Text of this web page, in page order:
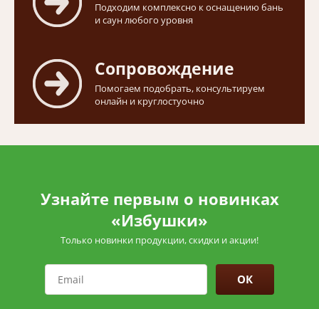
Подходим комплексно к оснащению бань
и саун любого уровня
Сопровождение
Помогаем подобрать, консультируем
онлайн и круглостуочно
Узнайте первым о новинках
«Избушки»
Только новинки продукции, скидки и акции!
ОК